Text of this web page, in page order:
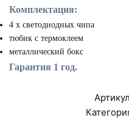
Комплектация:
4 х светодиодных чипа
тюбик с термоклеем
металлический бокс
Гарантия 1 год.